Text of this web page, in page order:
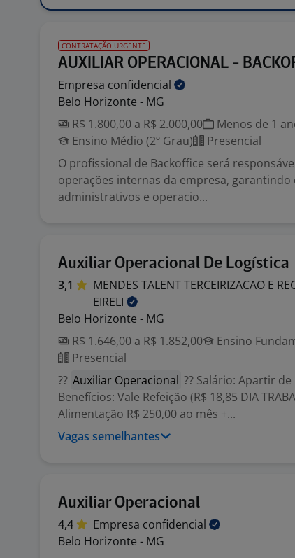
CONTRATAÇÃO URGENTE
AUXILIAR OPERACIONAL -
Empresa confidencial
Belo Horizonte - MG
R$ 1.800,00 a R$ 2.000,00
Menos de 1
Ensino Médio (2º Grau)
Presencial
O profissional de Backoffice será
operações internas da empresa, garantindo
administrativos e operacio...
Auxiliar Operacional De Logística
3,1
MENDES TALENT TERCEIRIZACAO E
EIRELI
Belo Horizonte - MG
R$ 1.646,00 a R$ 1.852,00
Ensino
Presencial
?? Auxiliar Operacional ?? Salário: Apartir de
Benefícios: Vale Refeição (R$ 18,85 DIA
Alimentação R$ 250,00 ao mês +...
Vagas semelhantes
Auxiliar Operacional
4,4 Empresa confidencial
Belo Horizonte - MG